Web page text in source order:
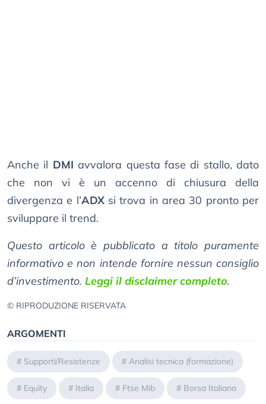
Anche il DMI avvalora questa fase di stallo, dato
che non vi è un accenno di chiusura della
divergenza e l’ADXsi trova in area 30 pronto per
sviluppare il trend.
Questo articolo è pubblicato a titolo puramente
informativo e non intende fornire nessun consiglio
d’investimento. Leggi il disclaimer completo.
© RIPRODUZIONE RISERVATA
ARGOMENTI
# Supporti/Resistenze # Analisi tecnica (formazione)
# Equity # Italia # Ftse Mib # Borsa Italiana